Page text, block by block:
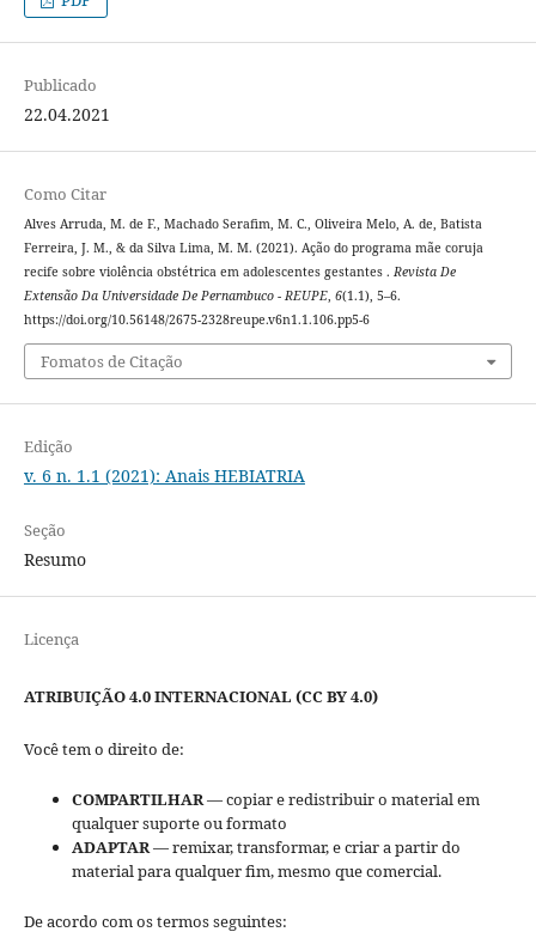
Publicado
22.04.2021
Como Citar
Alves Arruda, M. de F., Machado Serafim, M. C., Oliveira Melo, A. de, Batista
Ferreira, J. M., & da Silva Lima, M. M. (2021). Ação do programa mãe coruja
recife sobre violência obstétrica em adolescentes gestantes . Revista De
Extensão Da Universidade De Pernambuco - REUPE, 6(1.1), 5–6.
https://doi.org/10.56148/2675-2328reupe.v6n1.1.106.pp5-6
Fomatos de Citação
Edição
v. 6 n. 1.1 (2021): Anais HEBIATRIA
Seção
Resumo
Licença
ATRIBUIÇÃO 4.0 INTERNACIONAL (CC BY 4.0)
Você tem o direito de:
COMPARTILHAR— copiar e redistribuir o material em
qualquer suporte ou formato
ADAPTAR— remixar, transformar, e criar a partir do
material para qualquer fim, mesmo que comercial.
De acordo com os termos seguintes: